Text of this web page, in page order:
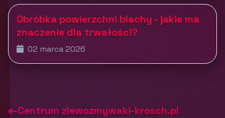
Obróbka powierzchni blachy - jakie ma
znaczenie dla trwałości?
02 marca 2026
e-Centrum zlewozmywaki-krosch.pl